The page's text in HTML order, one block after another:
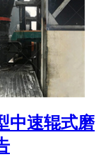
中速辊式磨